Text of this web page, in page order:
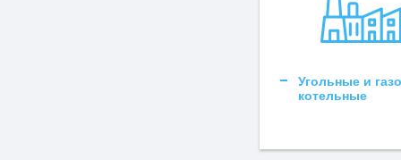
Угольные и
котельные